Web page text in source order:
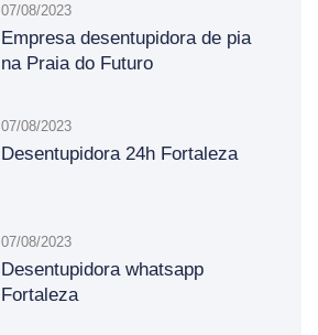
07/08/2023
Empresa desentupidora de pia
na Praia do Futuro
07/08/2023
Desentupidora 24h Fortaleza
07/08/2023
Desentupidora whatsapp
Fortaleza